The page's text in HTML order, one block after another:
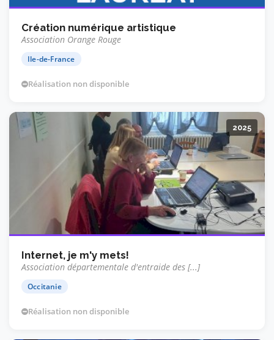
Création numérique artistique
Association Orange Rouge
Ile-de-France
Réalisation non disponible
2025
Internet, je m'y mets!
Association départementale d'entraide des [...]
Occitanie
Réalisation non disponible